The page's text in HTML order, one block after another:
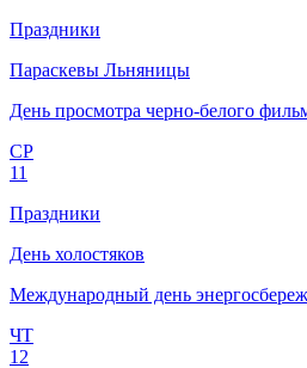
Праздники
Параскевы Льняницы
День просмотра черно-белого
СР
11
Праздники
День холостяков
Международный день
ЧТ
12